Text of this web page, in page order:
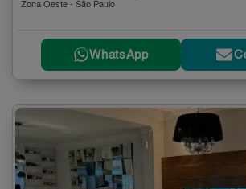
Zona Oeste - São Paulo
WhatsApp